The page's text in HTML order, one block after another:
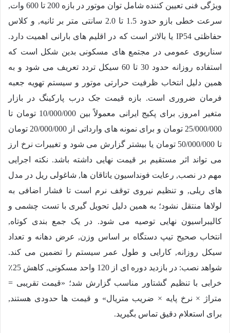
ویژگی فنی تعیین کننده شامل توان موتور در بازه 200 تا 600 وات,
سرعت خطی بازو حدود 1.5 تا 2.0 سانتی متر بر ثانیه, و کلاس
حفاظتی IP54 یا بالاتر است که در اقلیم های بارانی اهمیت دارد.
سناریوی عمومی در مجتمع های مسکونی بدین شکل است که
استفاده روزانه حدود 30 تا 60 سیکل تردد تعریف می شود و به
همین دلیل انتخاب ظرفیت حرارتی موتور و سیستم تهویه جعبه
فرمان ضروری است. بازه قیمت جک درب پارکینگ در بازار
متغیر امروز, برای پکیج ایرانی معمولاً بین 10/000/000 تومان تا
25/000/000 تومان و برای نمونه های وارداتی از 20/000/000 تومان
تا 50/000/000 تومان یا بیشتر گزارش می شود و تغییرات نرخ ارز
می تواند اثر مستقیم بر قیمت نهایی داشته باشد. نکته اجرایی
مهم در نصب, رعایت فونداسیون یاتاقان ها, شاغولی ریل در مدل
های ریلی, و تنظیم نیروی توقف نرم است تا فشار اضافی به
لولاها منتقل نشود؛ به همین دلیل تحویل گیری با تست چشمی و
کالیبراسیون نهایی توصیه می شود. در یک جمع بندی کوتاه,
انتخاب صحیح تیپ دستگاه بر اساس وزن, عرض دهانه و تعداد
سیکل روزانه, کارایی و طول عمر سیستم را تضمین می کند.
شواهد نصب: در بازدید دوره ای از 120 واحد مسکونی, کاهش 25٪
خرابی با تنظیم گشتاور مناسب گزارش شد؛ «قیمت تقریبی =
متراژ × نرخ پایه × ضریب متریال» و قیمت ها حدودی هستند,
برای استعلام دقیق تماس بگیرید.